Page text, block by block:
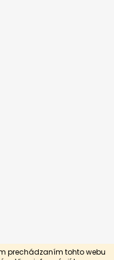
prechádzaním tohto webu